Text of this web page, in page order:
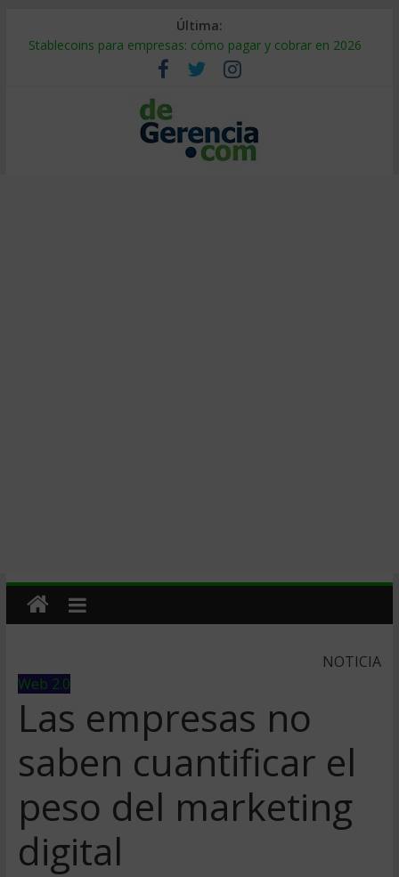
Última:
Stablecoins para empresas: cómo pagar y cobrar en 2026
Despido silencioso: qué es y por qué sale tan caro
IA en selección de personal: cómo auditarla a tiempo
Trabajo forzoso en la cadena de suministro: qué hacer
Mercado hispano de EE. UU.: cómo segmentarlo y venderle
NOTICIA
Web 2.0
Las empresas no
saben cuantificar el
peso del marketing
digital